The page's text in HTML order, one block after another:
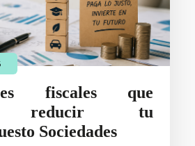
fiscales que
reducir tu
Sociedades